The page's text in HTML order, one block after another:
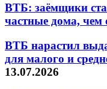
ВТБ: заёмщики
частные дома, чем
ВТБ нарастил
для малого и
13.07.2026